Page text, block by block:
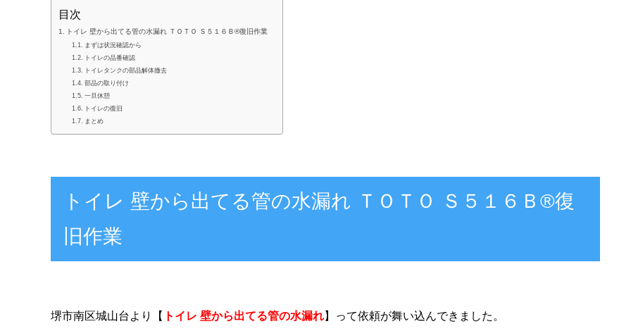
目次
トイレ 壁から出てる管の水漏れ ＴＯＴＯ Ｓ５１６Ｂ®復旧作業
まずは状況確認から
トイレの品番確認
トイレタンクの部品解体撤去
部品の取り付け
一旦休憩
トイレの復旧
まとめ
トイレ 壁から出てる管の水漏れ ＴＯＴＯ Ｓ５１６Ｂ®復
旧作業
堺市南区城山台より【 トイレ 壁から出てる管の水漏れ】って依頼が舞い込んできました。